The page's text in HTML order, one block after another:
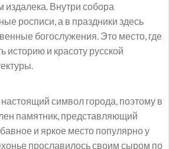
издалека. Внутри собора
росписи, а в праздники здесь
богослужения. Это место, где
историю и красоту русской
символ города, поэтому в
памятник, представляющий
и яркое место популярно у
прославилось своим сыром по